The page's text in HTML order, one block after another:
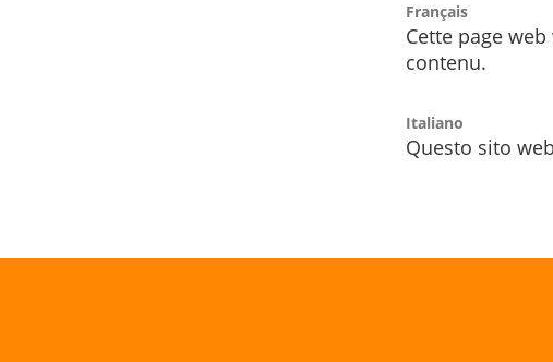
Français
Cette page
contenu.
Italiano
Questo sito